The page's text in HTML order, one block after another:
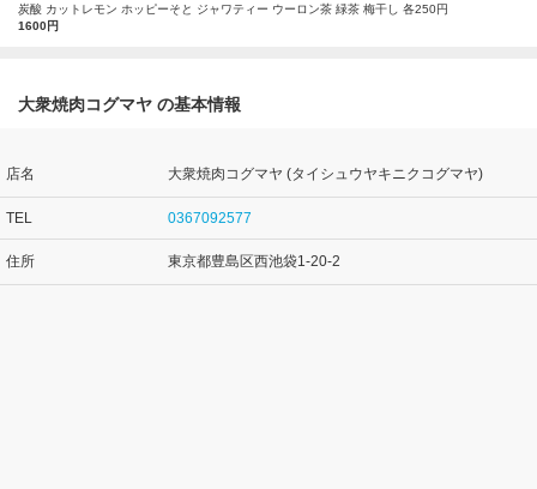
炭酸 カットレモン ホッピーそと ジャワティー ウーロン茶 緑茶 梅干し 各250円
1600円
大衆焼肉コグマヤ の基本情報
店名 大衆焼肉コグマヤ (タイシュウヤキニクコグマヤ)
TEL 0367092577
住所 東京都豊島区西池袋1-20-2